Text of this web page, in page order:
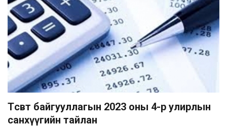
Төсөвт байгууллагын 2023 оны 4-р улирлын
санхүүгийн тайлан